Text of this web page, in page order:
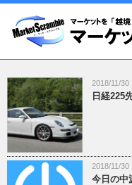
2018/11/30
日経
2018/11/30
今日の中